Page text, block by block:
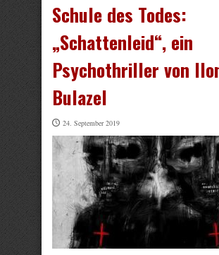
Schule des Todes:
„Schattenleid“, ein
Psychothriller von
Bulazel
24. September 2019